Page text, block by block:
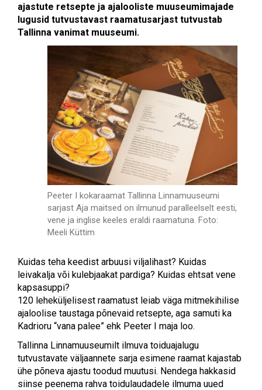
ajastute retsepte ja ajalooliste muuseumimajade
lugusid tutvustavast raamatusarjast tutvustab
Tallinna vanimat muuseumi.
Peeter I kokaraamat Tallinna Linnamuuseumi
sarjast Aja maitsed on ilmunud paralleelselt eesti,
vene ja inglise keeles eraldi raamatuna. Foto:
Meeli Küttim
Kuidas teha keedist arbuusi viljalihast? Kuidas
leivakalja või kulebjaakat pardiga? Kuidas ehtsat vene
kapsasuppi?
120 leheküljelisest raamatust leiab väga mitmekihilise
ajaloolise taustaga põnevaid retsepte, aga samuti ka
Kadrioru “vana palee” ehk Peeter I maja loo.
Tallinna Linnamuuseumilt ilmuva toiduajalugu
tutvustavate väljaannete sarja esimene raamat kajastab
ühe põneva ajastu toodud muutusi. Nendega hakkasid
siinse peenema rahva toidulaudadele ilmuma uued